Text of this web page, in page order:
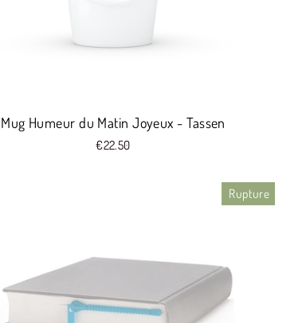
Mug Humeur du Matin Joyeux - Tassen
€22.50
Rupture